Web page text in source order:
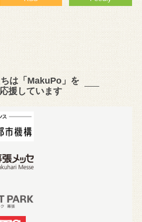
は「MakuPo」を
応援しています